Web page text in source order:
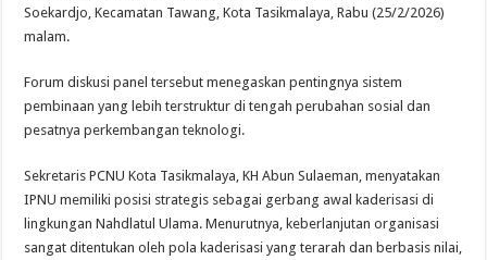
dan
Soekardjo, Kecamatan Tawang, Kota Tasikmalaya, Rabu (25/2/2026)
malam.
Forum diskusi panel tersebut menegaskan pentingnya sistem
pembinaan yang lebih terstruktur di tengah perubahan sosial dan
pesatnya perkembangan teknologi.
Sekretaris PCNU Kota Tasikmalaya, KH Abun Sulaeman, menyatakan
IPNU memiliki posisi strategis sebagai gerbang awal kaderisasi di
lingkungan Nahdlatul Ulama. Menurutnya, keberlanjutan organisasi
sangat ditentukan oleh pola kaderisasi yang terarah dan berbasis nilai,